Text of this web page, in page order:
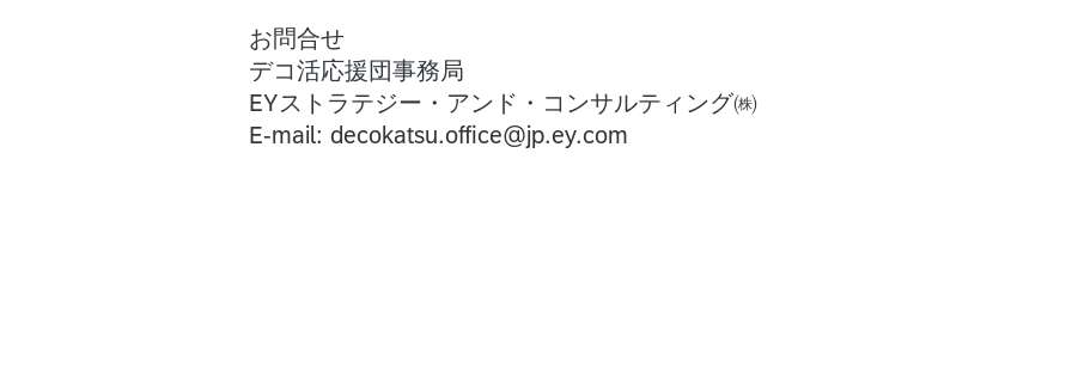
お問合せ
デコ活応援団事務局
EYストラテジー・アンド・コンサルティング㈱
E-mail: decokatsu.office@jp.ey.com